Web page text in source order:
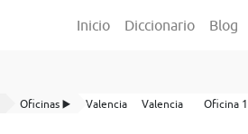
Inicio Diccionario Blog
Oficinas ▶️ Valencia Valencia Oficina